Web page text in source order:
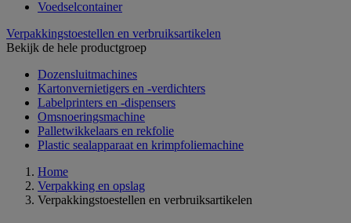
Voedselcontainer
Verpakkingstoestellen en verbruiksartikelen
Bekijk de hele productgroep
Dozensluitmachines
Kartonvernietigers en -verdichters
Labelprinters en -dispensers
Omsnoeringsmachine
Palletwikkelaars en rekfolie
Plastic sealapparaat en krimpfoliemachine
Home
Verpakking en opslag
Verpakkingstoestellen en verbruiksartikelen